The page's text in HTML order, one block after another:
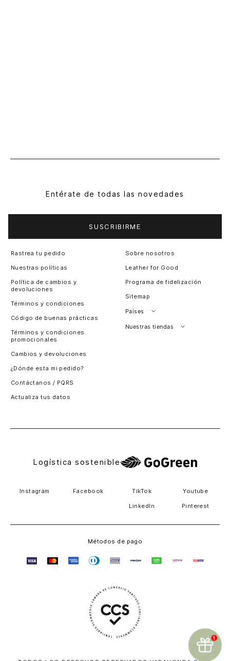
Entérate de todas las novedades
SUSCRIBIRME
Rastrea tu pedido
Nuestras políticas
Política de cambios y
devoluciones
Términos y condiciones
Código de buenas prácticas
Términos y condiciones
promocionales
Cambios y devoluciones
¿Dónde esta mi pedido?
Contáctanos / PQRS
Actualiza tus datos
Sobre nosotros
Leather for Good
Programa de fidelización
Sitemap
Países
Perú
Nuestras tiendas
Logística sostenible
Instagram Facebook TikTok Youtube
LinkedIn Pinterest
Métodos de pago